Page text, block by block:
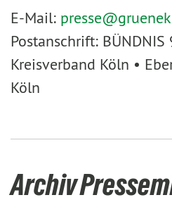
E-Mail: presse@
Postanschrift: BÜNDNIS
Kreisverband Köln •
Köln
Archiv